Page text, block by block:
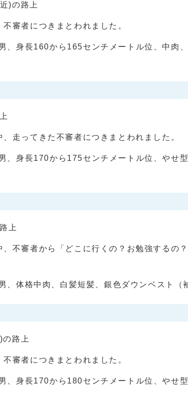
)の路上
審者につきまとわれました。
、身長160から165センチメートル位、中肉
走ってきた不審者につきまとわれました。
、身長170から175センチメートル位、やせ
上
不審者から「どこに行くの？お勉強するの
、体格中肉、白髪短髪、銀色ダウンベスト（
路上
審者につきまとわれました。
、身長170から180センチメートル位、やせ